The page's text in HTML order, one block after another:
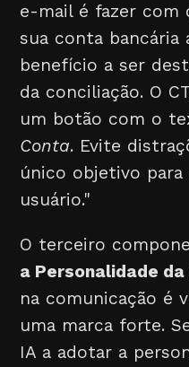
e-mail é fazer com
sua conta bancária
benefício a ser
da conciliação. O
um botão com o
Conta. Evite
único objetivo para
usuário."
O terceiro
a Personalidade
na comunicação é
uma marca forte.
IA a adotar a